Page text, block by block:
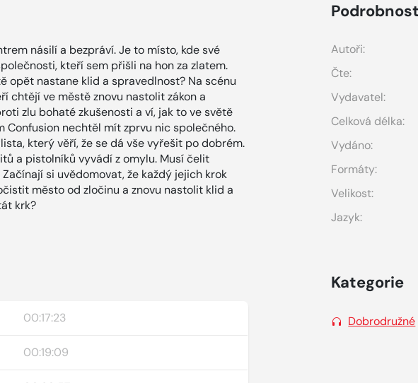
násilí a bezpráví. Je to místo, kde své
kteří sem přišli na hon za zlatem.
opět nastane klid a spravedlnost? Na scénu
chtějí ve městě znovu nastolit zákon a
zlu bohaté zkušenosti a ví, jak to ve světě
Confusion nechtěl mít zprvu nic společného.
který věří, že se dá vše vyřešit po dobrém.
a pistolníků vyvádí z omylu. Musí čelit
si uvědomovat, že každý jejich krok
město od zločinu a znovu nastolit klid a
krk?
00:17:23
00:19:09
Autoři:
Čte:
Vydavatel:
Celková délka:
Vydáno:
Formáty:
Velikost:
Jazyk:
Kategorie
Dobrodružné